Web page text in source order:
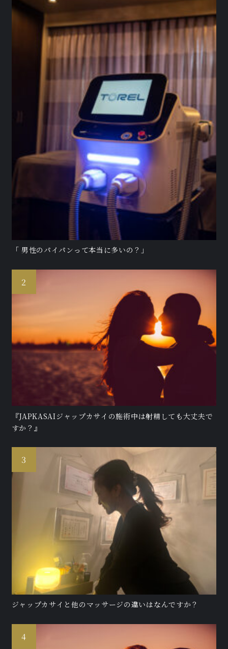
「 男性のパイパンって本当に多いの？」
『JAPKASAIジャップカサイの施術中は射精しても大丈夫で
すか？』
ジャップカサイと他のマッサージの違いはなんですか？